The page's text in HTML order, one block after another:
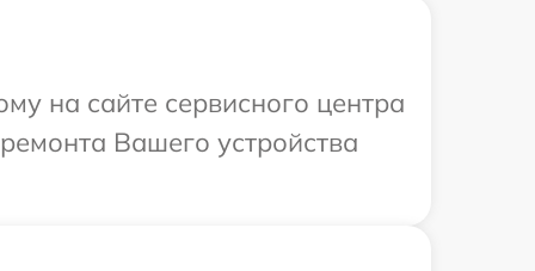
на сайте сервисного центра
Вашего устройства